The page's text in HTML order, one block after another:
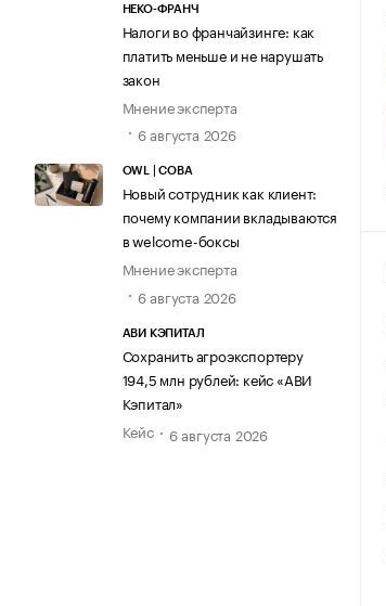
НЕКО-ФРАНЧ
Налоги во франчайзинге: как
платить меньше и не нарушать
закон
Мнение эксперта
6 августа 2026
OWL | СОВА
Новый сотрудник как клиент:
почему компании вкладываются
в welcome-боксы
Мнение эксперта
6 августа 2026
АВИ КЭПИТАЛ
Сохранить агроэкспортеру
194,5 млн рублей: кейс «АВИ
Кэпитал»
Кейс
6 августа 2026